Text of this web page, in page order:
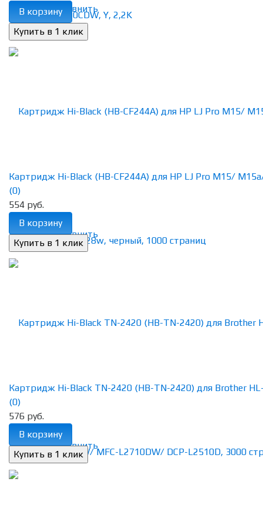
избранное сравнить
В корзину
избранное сравнить
Картридж Hi-Black (HB-CF244A) для HP LJ Pro M15/
(0)
554 руб.
В корзину
избранное сравнить
Картридж Hi-Black TN-2420 (HB-TN-2420) для Brother
(0)
576 руб.
В корзину